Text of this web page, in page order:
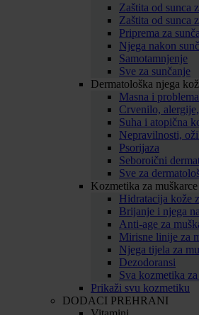
Zaštita od sunca
Zaštita od sunca
Priprema za
Njega nakon
Samotamnjenje
Sve za sunčanje
Dermatološka njega
Masna i
Crvenilo,
Suha i atopična
Nepravilnosti,
Psorijaza
Seboroični
Sve za
Kozmetika za muškarce
Hidratacija kože
Brijanje i njega
Anti-age za
Mirisne linije za
Njega tijela za
Dezodoransi
Sva kozmetika
Prikaži svu kozmetiku
DODACI PREHRANI